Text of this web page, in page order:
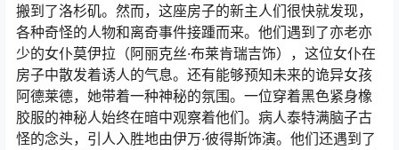
搬到了洛杉矶。然而，这座房子的新主人们很快就发现，
各种奇怪的人物和离奇事件接踵而来。他们遇到了亦老亦
少的女仆莫伊拉（阿丽克丝·布莱肯瑞吉饰），这位女仆在
房子中散发着诱人的气息。还有能够预知未来的诡异女孩
阿德莱德，她带着一种神秘的氛围。一位穿着黑色紧身橡
胶服的神秘人始终在暗中观察着他们。病人泰特满脑子古
怪的念头，引人入胜地由伊万·彼得斯饰演。他们还遇到了